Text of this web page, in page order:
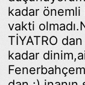
kadar önemli
vakti
TİYATRO
kadar